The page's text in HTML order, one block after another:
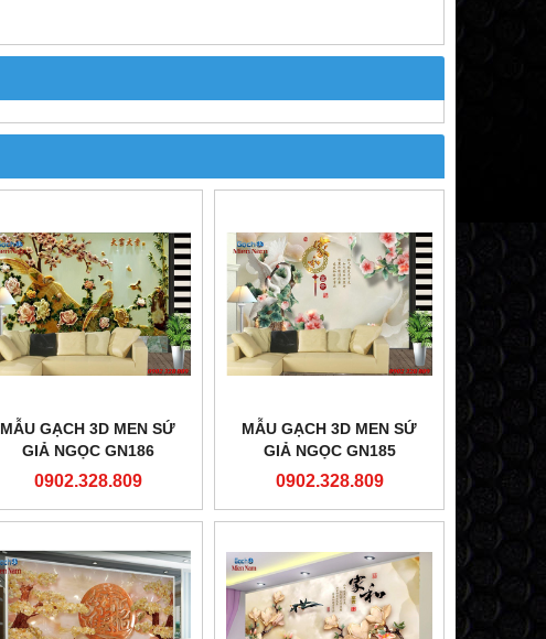
MẪU GẠCH 3D MEN SỨ
GIẢ NGỌC GN186
0902.328.809
MẪU GẠCH 3D MEN SỨ
GIẢ NGỌC GN185
0902.328.809